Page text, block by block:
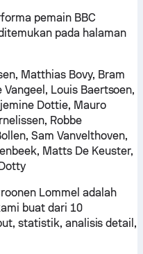
pemain BBC
pada halaman
Matthias Bovy, Bram
Louis Baertsoen,
Dottie, Mauro
Robbe
Sam Vanvelthoven,
Matts De Keuster,
Lommel adalah
buat dari 10
statistik, analisis detail,